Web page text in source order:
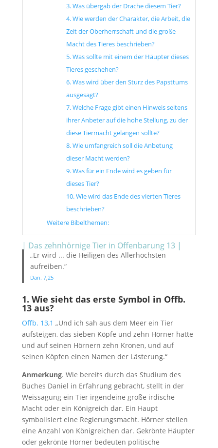
3. Was übergab der Drache diesem Tier?
4. Wie werden der Charakter, die Arbeit, die
Zeit der Oberherrschaft und die große
Macht des Tieres beschrieben?
5. Was sollte mit einem der Häupter dieses
Tieres geschehen?
6. Was wird über den Sturz des Papsttums
ausgesagt?
7. Welche Frage gibt einen Hinweis seitens
ihrer Anbeter auf die hohe Stellung, zu der
diese Tiermacht gelangen sollte?
8. Wie umfangreich soll die Anbetung
dieser Macht werden?
9. Was für ein Ende wird es geben für
dieses Tier?
10. Wie wird das Ende des vierten Tieres
beschrieben?
Weitere Bibelthemen:
| Das zehnhörnige Tier in Offenbarung 13 |
„Er wird ... die Heiligen des Allerhöchsten
aufreiben.“
Dan. 7 25
1. Wie sieht das erste Symbol in Offb.
13aus?
Offb. 13,1 „Und ich sah aus dem Meer ein Tier
aufsteigen, das sieben Köpfe und zehn Hörner hatte
und auf seinen Hörnern zehn Kronen, und auf
seinen Köpfen einen Namen der Lästerung.“
Anmerkung. Wie bereits durch das Studium des
Buches Daniel in Erfahrung gebracht, stellt in der
Weissagung ein Tier irgendeine große irdische
Macht oder ein Königreich dar. Ein Haupt
symbolisiert eine Regierungsmacht. Hörner stellen
eine Anzahl von Königreichen dar. Gekrönte Häupter
oder gekrönte Hörner bedeuten politische